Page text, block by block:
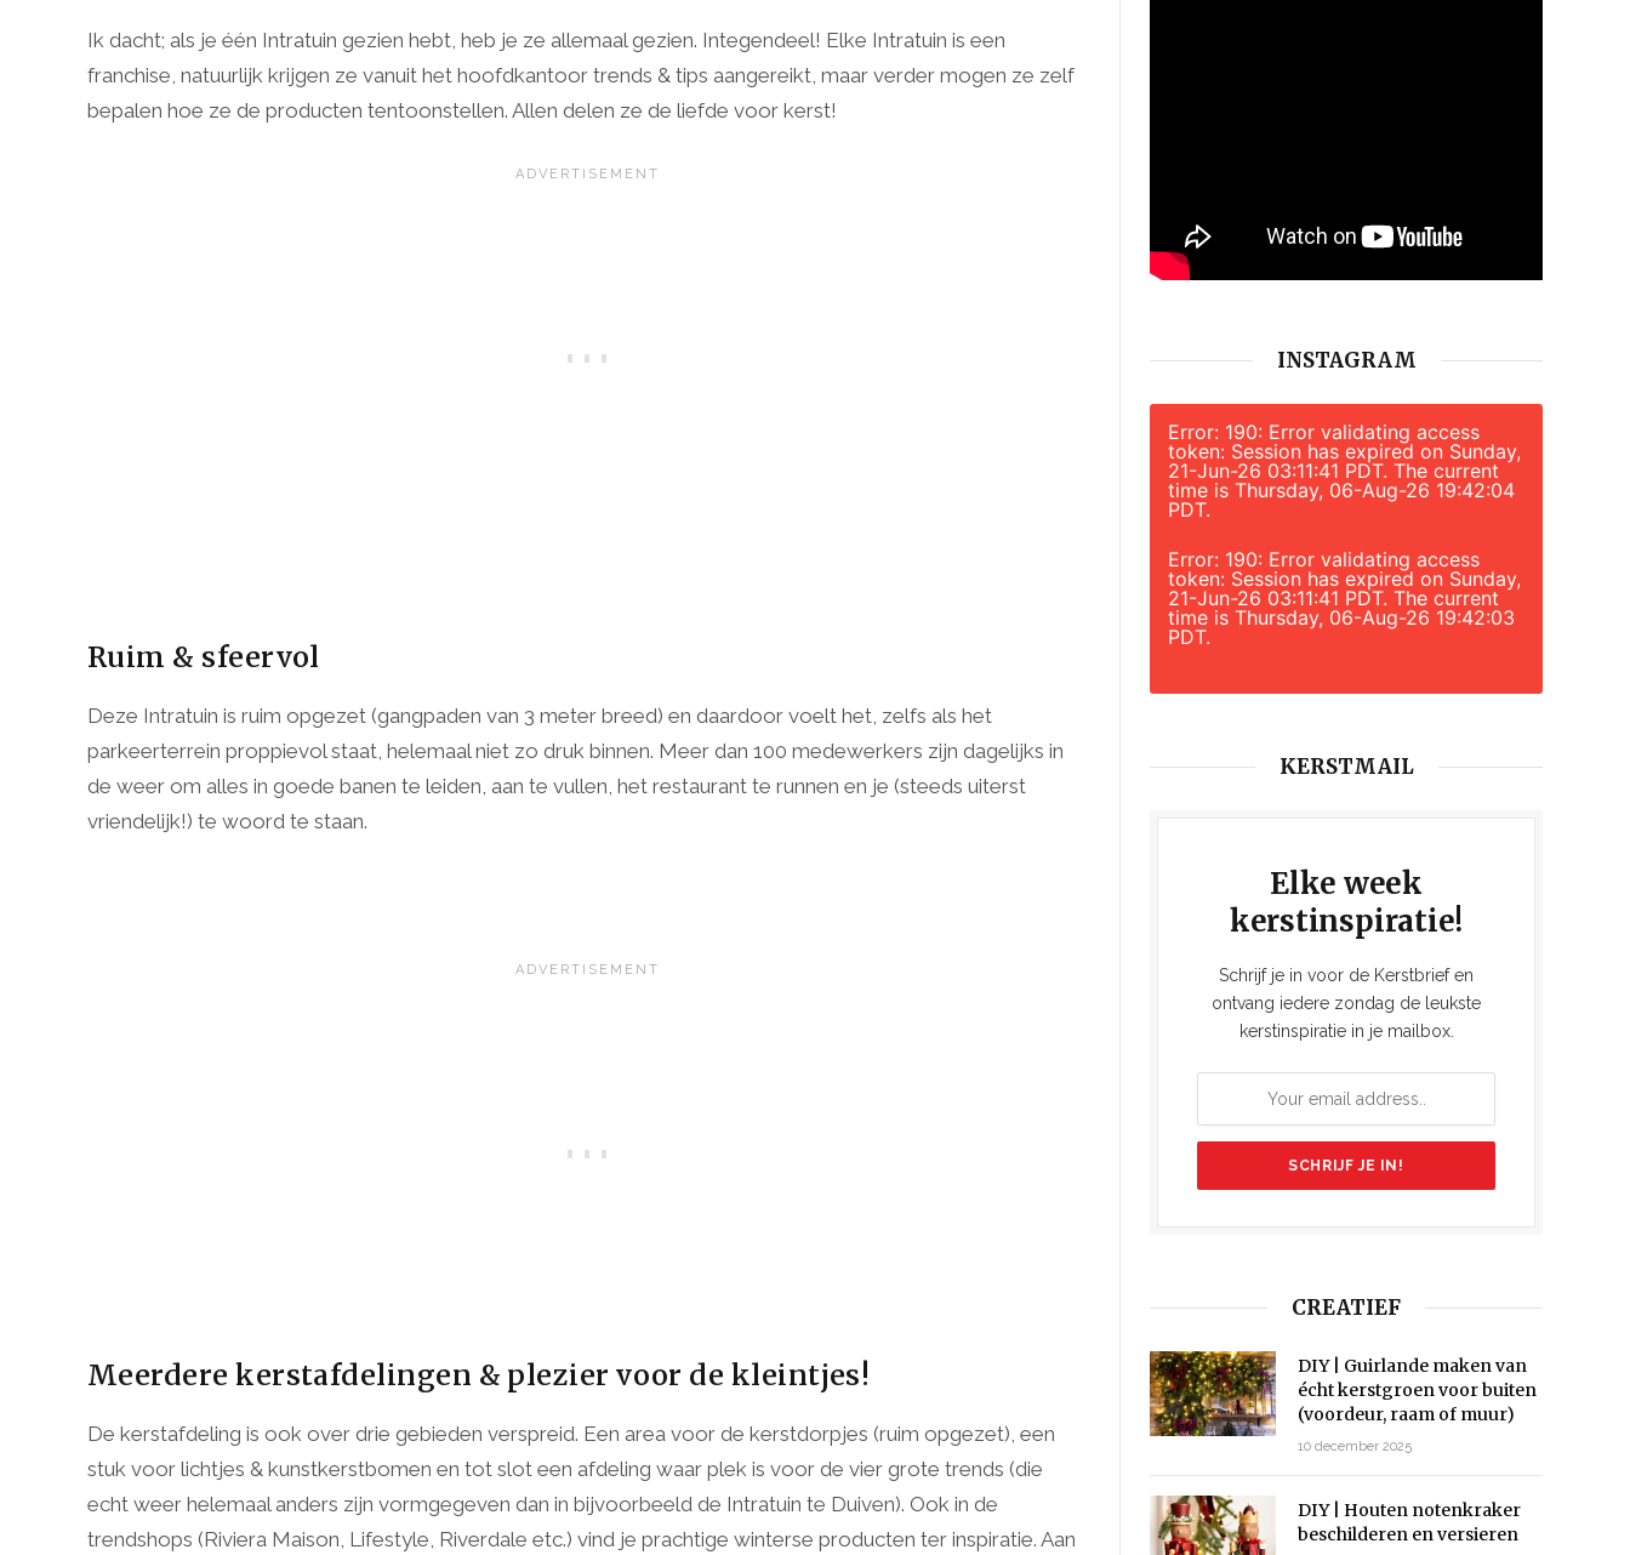
Ik dacht; als je één Intratuin gezien hebt, heb je ze allemaal gezien. Integendeel! Elke Intratuin is een
franchise, natuurlijk krijgen ze vanuit het hoofdkantoor trends & tips aangereikt, maar verder mogen ze zelf
bepalen hoe ze de producten tentoonstellen. Allen delen ze de liefde voor kerst!
Ruim & sfeervol
Deze Intratuin is ruim opgezet (gangpaden van 3 meter breed) en daardoor voelt het, zelfs als het
parkeerterrein proppievol staat, helemaal niet zo druk binnen. Meer dan 100 medewerkers zijn dagelijks in
de weer om alles in goede banen te leiden, aan te vullen, het restaurant te runnen en je (steeds uiterst
vriendelijk!) te woord te staan.
Meerdere kerstafdelingen & plezier voor de kleintjes!
De kerstafdeling is ook over drie gebieden verspreid. Een area voor de kerstdorpjes (ruim opgezet), een
stuk voor lichtjes & kunstkerstbomen en tot slot een afdeling waar plek is voor de vier grote trends (die
echt weer helemaal anders zijn vormgegeven dan in bijvoorbeeld de Intratuin te Duiven). Ook in de
trendshops (Riviera Maison, Lifestyle, Riverdale etc.) vind je prachtige winterse producten ter inspiratie. Aan
INSTAGRAM
Error: 190: Error validating access
token: Session has expired on Sunday,
21-Jun-26 03:11:41 PDT. The current
time is Thursday, 06-Aug-26 19:42:04
PDT.
Error: 190: Error validating access
token: Session has expired on Sunday,
21-Jun-26 03:11:41 PDT. The current
time is Thursday, 06-Aug-26 19:42:03
PDT.
KERSTMAIL
Elke week
kerstinspiratie!
Schrijf je in voor de Kerstbrief en
ontvang iedere zondag de leukste
kerstinspiratie in je mailbox.
CREATIEF
DIY | Guirlande maken van
écht kerstgroen voor buiten
(voordeur, raam of muur)
10 december 2025
DIY | Houten notenkraker
beschilderen en versieren